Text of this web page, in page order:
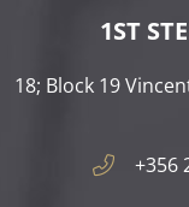
1ST
18; Block 19
+356